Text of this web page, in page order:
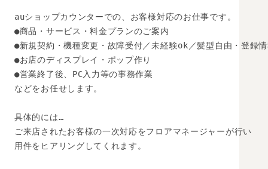
auショップカウンターでの、お客様対応のお仕事です。
●商品・サービス・料金プランのご案内
●新規契約・機種変更・故障受付／未経験ok／髪型自由・登録
●お店のディスプレイ・ポップ作り
●営業終了後、PC入力等の事務作業
などをお任せします。
具体的には…
ご来店されたお客様の一次対応をフロアマネージャーが行い
用件をヒアリングしてくれます。